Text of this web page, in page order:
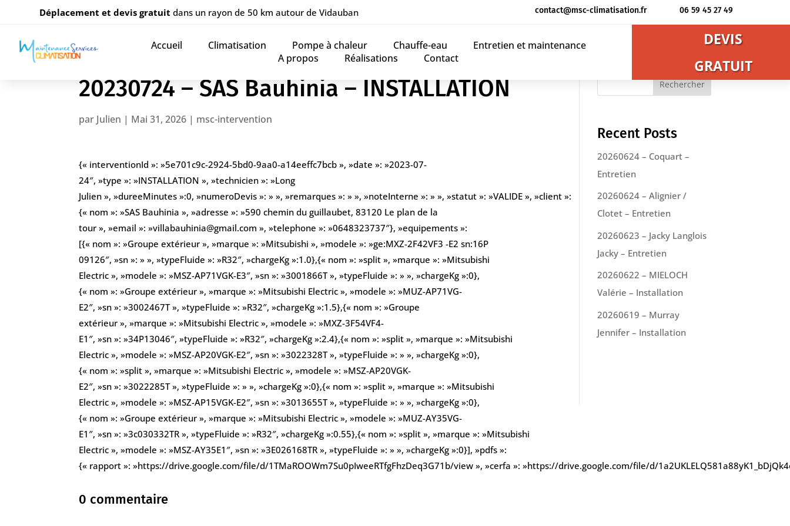
Déplacement et devis gratuitdans un rayon de 50 km autour de Vidauban contact@msc-climatisation.fr 06 59 45 27 49
Accueil Climatisation Pompe à chaleur Chauffe-eau
Entretien et maintenance
A propos
Réalisations Contact
DEVIS
GRATUIT
20230724 – SAS Bauhinia – INSTALLATION
par Julien | Mai 31, 2026 | msc-intervention
{« interventionId »: »5e701c9c-2924-5bd0-9aa0-a14eeffc7bcb », »date »: »2023-07-
24″, »type »: »INSTALLATION », »technicien »: »Long
Julien », »dureeMinutes »:0, »numeroDevis »: » », »remarques »: » », »noteInterne »: » », »statut »: »VALIDE », »client »:
{« nom »: »SAS Bauhinia », »adresse »: »590 chemin du guillaubet, 83120 Le plan de la
tour », »email »: »villabauhinia@gmail.com », »telephone »: »0648323737″}, »equipements »:
[{« nom »: »Groupe extérieur », »marque »: »Mitsubishi », »modele »: »ge:MXZ-2F42VF3 -E2 sn:16P
09126″, »sn »: » », »typeFluide »: »R32″, »chargeKg »:1.0},{« nom »: »split », »marque »: »Mitsubishi
Electric », »modele »: »MSZ-AP71VGK-E3″, »sn »: »3001866T », »typeFluide »: » », »chargeKg »:0},
{« nom »: »Groupe extérieur », »marque »: »Mitsubishi Electric », »modele »: »MUZ-AP71VG-
E2″, »sn »: »3002467T », »typeFluide »: »R32″, »chargeKg »:1.5},{« nom »: »Groupe
extérieur », »marque »: »Mitsubishi Electric », »modele »: »MXZ-3F54VF4-
E1″, »sn »: »34P13046″, »typeFluide »: »R32″, »chargeKg »:2.4},{« nom »: »split », »marque »: »Mitsubishi
Electric », »modele »: »MSZ-AP20VGK-E2″, »sn »: »3022328T », »typeFluide »: » », »chargeKg »:0},
{« nom »: »split », »marque »: »Mitsubishi Electric », »modele »: »MSZ-AP20VGK-
E2″, »sn »: »3022285T », »typeFluide »: » », »chargeKg »:0},{« nom »: »split », »marque »: »Mitsubishi
Electric », »modele »: »MSZ-AP15VGK-E2″, »sn »: »3013655T », »typeFluide »: » », »chargeKg »:0},
{« nom »: »Groupe extérieur », »marque »: »Mitsubishi Electric », »modele »: »MUZ-AY35VG-
E1″, »sn »: »3c030332TR », »typeFluide »: »R32″, »chargeKg »:0.55},{« nom »: »split », »marque »: »Mitsubishi
Electric », »modele »: »MSZ-AY35E1″, »sn »: »3E026168TR », »typeFluide »: » », »chargeKg »:0}], »pdfs »:
{« rapport »: »https://drive.google.com/file/d/1TMaROOWm7Su0pIweeRTfgFhzDeq3G71b/view », »cerfa »: »https://drive.google.com/file/d/
0 commentaire
Rechercher
Recent Posts
20260624 – Coquart –
Entretien
20260624 – Alignier /
Clotet – Entretien
20260623 – Jacky Langlois
Jacky – Entretien
20260622 – MIELOCH
Valérie – Installation
20260619 – Murray
Jennifer – Installation